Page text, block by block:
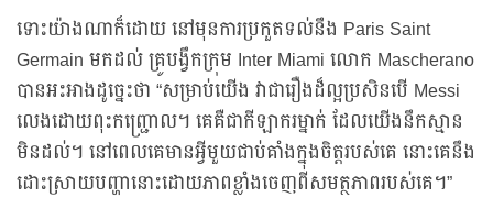
ទោះយ៉ាងណាក៏ដោយ នៅមុនការប្រកួតទល់នឹង Paris Saint
Germain មកដល់ គ្រូបង្វឹកក្រុម Inter Miami លោក Mascherano
បានអះអាងដូច្នេះថា “សម្រាប់យើង វាជារឿងដ៏ល្អប្រសិនបើ Messi
លេងដោយពុះកញ្រ្ជោល។ គេគឺជាកីឡាករម្នាក់ ដែលយើងនឹកស្មាន
មិនដល់។ នៅពេលគេមានអ្វីមួយជាប់គាំងក្នុងចិត្តរបស់គេ នោះគេនឹង
ដោះស្រាយបញ្ហានោះដោយភាពខ្លាំងចេញពីសមត្ថភាពរបស់គេ។”